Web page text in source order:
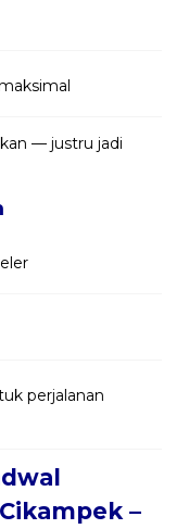
— justru jadi
perjalanan
–